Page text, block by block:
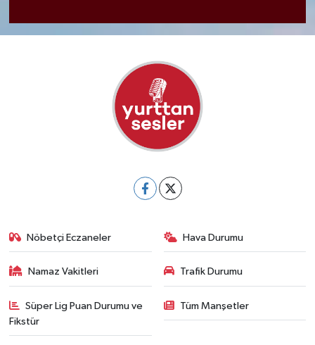
Nöbetçi Eczaneler Hava Durumu
Namaz Vakitleri Trafik Durumu
Süper Lig Puan Durumu ve
Fikstür
Tüm Manşetler